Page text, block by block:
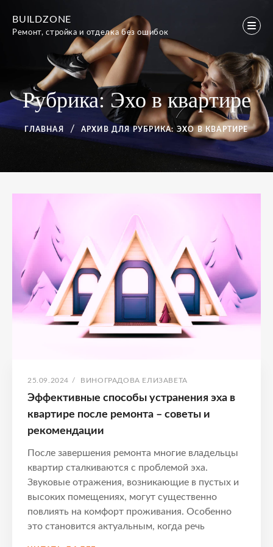
содержимому
BUILDZONE
Ремонт, стройка и отделка без ошибок
Рубрика: Эхо в квартире
ГЛАВНАЯ АРХИВ ДЛЯРУБРИКА: ЭХО В КВАРТИРЕ
Рубрика:
Эхо
в
квартире
ОПУБЛИКОВАНО
25.09.2024 / АВТОР:
ВИНОГРАДОВА ЕЛИЗАВЕТА
Эффективные способы устранения эха в
квартире после ремонта – советы и
рекомендации
После завершения ремонта многие владельцы
квартир сталкиваются с проблемой эха.
Звуковые отражения, возникающие в пустых и
высоких помещениях, могут существенно
повлиять на комфорт проживания. Особенно
это становится актуальным, когда речь